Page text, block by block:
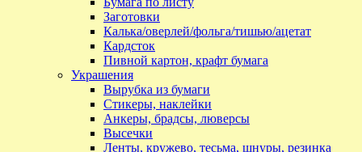
Заготовки
Калька/оверлей/фольга/тишью/ацетат
Кардсток
Пивной картон, крафт бумага
Украшения
Вырубка из бумаги
Стикеры, наклейки
Анкеры, брадсы, люверсы
Высечки
Ленты, кружево, тесьма, шнуры, резинка